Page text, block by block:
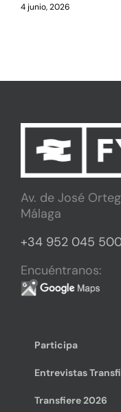
4 junio, 2026
Av. de José
Málaga
+34 952 045
Encuéntranos:
Participa
Entrevistas
Transfiere 2026